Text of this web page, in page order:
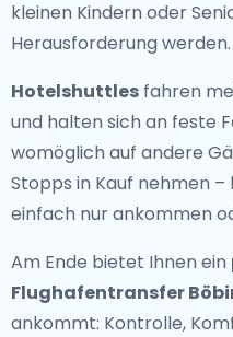
kleinen Kindern oder
Herausforderung werden.
Hotelshuttles fahren
und halten sich an feste
womöglich auf andere
Stopps in Kauf nehmen –
einfach nur ankommen
Am Ende bietet Ihnen ein
Flughafentransfer
ankommt: Kontrolle,